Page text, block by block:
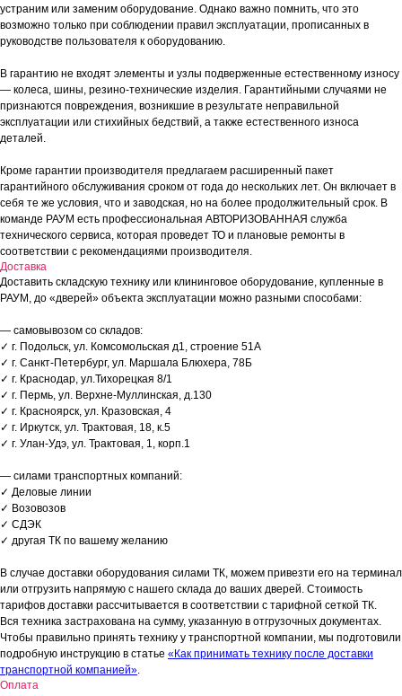
устраним или заменим оборудование. Однако важно помнить, что это
возможно только при соблюдении правил эксплуатации, прописанных в
руководстве пользователя к оборудованию.
В гарантию не входят элементы и узлы подверженные естественному износу
— колеса, шины, резино-технические изделия. Гарантийными случаями не
признаются повреждения, возникшие в результате неправильной
эксплуатации или стихийных бедствий, а также естественного износа
деталей.
Кроме гарантии производителя предлагаем расширенный пакет
гарантийного обслуживания сроком от года до нескольких лет. Он включает в
себя те же условия, что и заводская, но на более продолжительный срок. В
команде РАУМ есть профессиональная АВТОРИЗОВАННАЯ служба
технического сервиса, которая проведет ТО и плановые ремонты в
соответствии с рекомендациями производителя.
Доставка
Доставить складскую технику или клининговое оборудование, купленные в
РАУМ, до «дверей» объекта эксплуатации можно разными способами:
— самовывозом со складов:
✓ г. Подольск, ул. Комсомольская д1, строение 51А
✓ г. Санкт-Петербург, ул. Маршала Блюхера, 78Б
✓ г. Краснодар, ул.Тихорецкая 8/1
✓ г. Пермь, ул. Верхне-Муллинская, д.130
✓ г. Красноярск, ул. Кразовская, 4
✓ г. Иркутск, ул. Трактовая, 18, к.5
✓ г. Улан-Удэ, ул. Трактовая, 1, корп.1
— силами транспортных компаний:
✓ Деловые линии
✓ Возовозов
✓ СДЭК
✓ другая ТК по вашему желанию
В случае доставки оборудования силами ТК, можем привезти его на терминал
или отгрузить напрямую с нашего склада до ваших дверей. Стоимость
тарифов доставки рассчитывается в соответствии с тарифной сеткой ТК.
Вся техника застрахована на сумму, указанную в отгрузочных документах.
Чтобы правильно принять технику у транспортной компании, мы подготовили
подробную инструкцию в статье «Как принимать технику после доставки
транспортной компанией».
Оплата